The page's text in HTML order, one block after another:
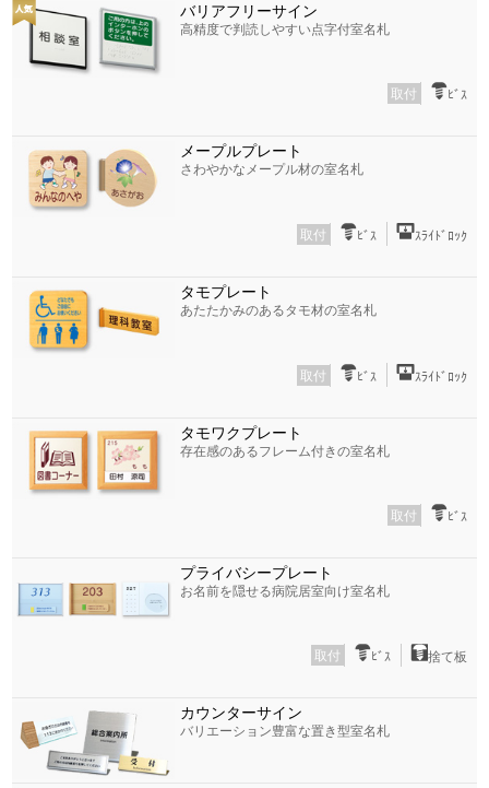
バリアフリーサイン
高精度で判読しやすい点字付室名札
取付 ﾋﾞｽ
メープルプレート
さわやかなメープル材の室名札
取付 ﾋﾞｽ ｽﾗｲﾄﾞﾛｯｸ
タモプレート
あたたかみのあるタモ材の室名札
取付 ﾋﾞｽ ｽﾗｲﾄﾞﾛｯｸ
タモワクプレート
存在感のあるフレーム付きの室名札
取付 ﾋﾞｽ
プライバシープレート
お名前を隠せる病院居室向け室名札
取付 ﾋﾞｽ 捨て板
カウンターサイン
バリエーション豊富な置き型室名札